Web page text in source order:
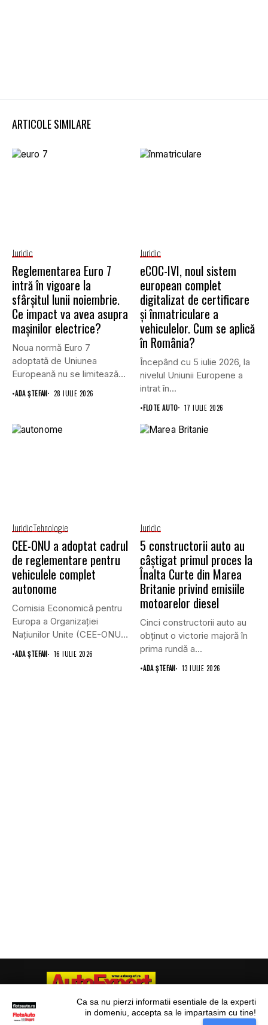
ARTICOLE SIMILARE
Juridic
Reglementarea Euro 7
intră în vigoare la
sfârșitul lunii noiembrie.
Ce impact va avea asupra
mașinilor electrice?
Noua normă Euro 7
adoptată de Uniunea
Europeană nu se limitează
doar...
•ADA ȘTEFAN 28 IULIE 2026
Juridic
eCOC-IVI, noul sistem
european complet
digitalizat de certificare
și înmatriculare a
vehiculelor. Cum se aplică
în România?
Începând cu 5 iulie 2026, la
nivelul Uniunii Europene a
intrat în...
•FLOTE AUTO 17 IULIE 2026
JuridicTehnologie
CEE-ONU a adoptat cadrul
de reglementare pentru
vehiculele complet
autonome
Comisia Economică pentru
Europa a Organizației
Națiunilor Unite (CEE-ONU)
a adoptat primul...
•ADA ȘTEFAN 16 IULIE 2026
Juridic
5 constructorii auto au
câștigat primul proces la
Înalta Curte din Marea
Britanie privind emisiile
motoarelor diesel
Cinci constructorii auto au
obținut o victorie majoră în
prima rundă a...
•ADA ȘTEFAN 13 IULIE 2026
Situl nostru utilizeaza cookies. Ce inseamna
Ca sa nu pierzi informatii esentiale de la experti
in domeniu, accepta sa le impartasim cu tine!